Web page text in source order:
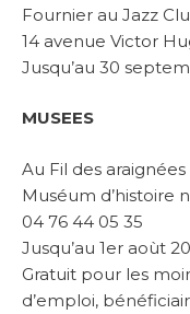
Fournier au Jazz
14 avenue Victor
Jusqu’au 30
MUSEES
Au Fil des
Muséum d’histoire
04 76 44 05 35
Jusqu’au 1er aoùt
Gratuit pour les
d’emploi,